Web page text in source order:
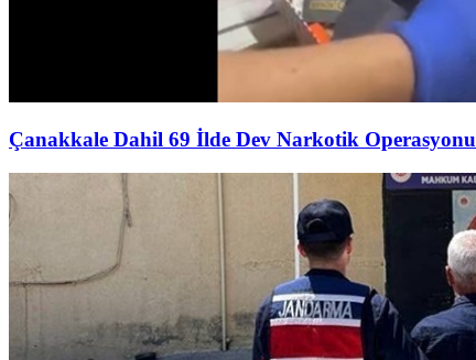
Çanakkale Dahil 69 İlde Dev Narkotik Operasyonu